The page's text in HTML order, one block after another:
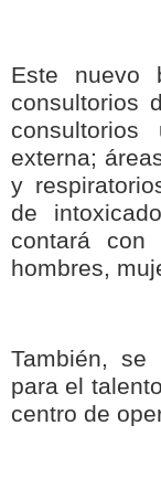
Este nuevo
consultorios
externa;
y
de
contará con
hombres,
También, se
para el
centro de